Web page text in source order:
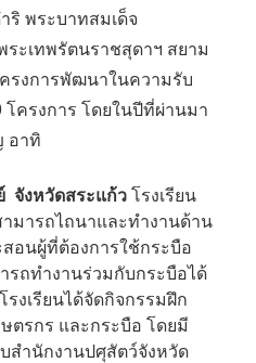
พระบาทสมเด็จ
ระเทพรัตนราชสุดาฯ สยาม
รงการพัฒนาในความรับ
ครงการ โดยในปีที่ผ่านมา
อาทิ
จังหวัดสระแก้ว โรงเรียน
มารถไถนาและทำงานด้าน
อนผู้ที่ต้องการใช้กระบือ
รถทำงานร่วมกับกระบือได้
งเรียนได้จัดกิจกรรมฝึก
ตรกร และกระบือ โดยมี
สำนักงานปศุสัตว์จังหวัด